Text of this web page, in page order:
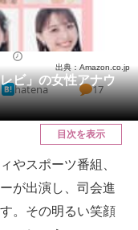
ビ」の女性アナウ
出典：Amazon.co.jp
hatena 17
目次を表示
やスポーツ番組、
が出演し、司会進
。その明るい笑顔